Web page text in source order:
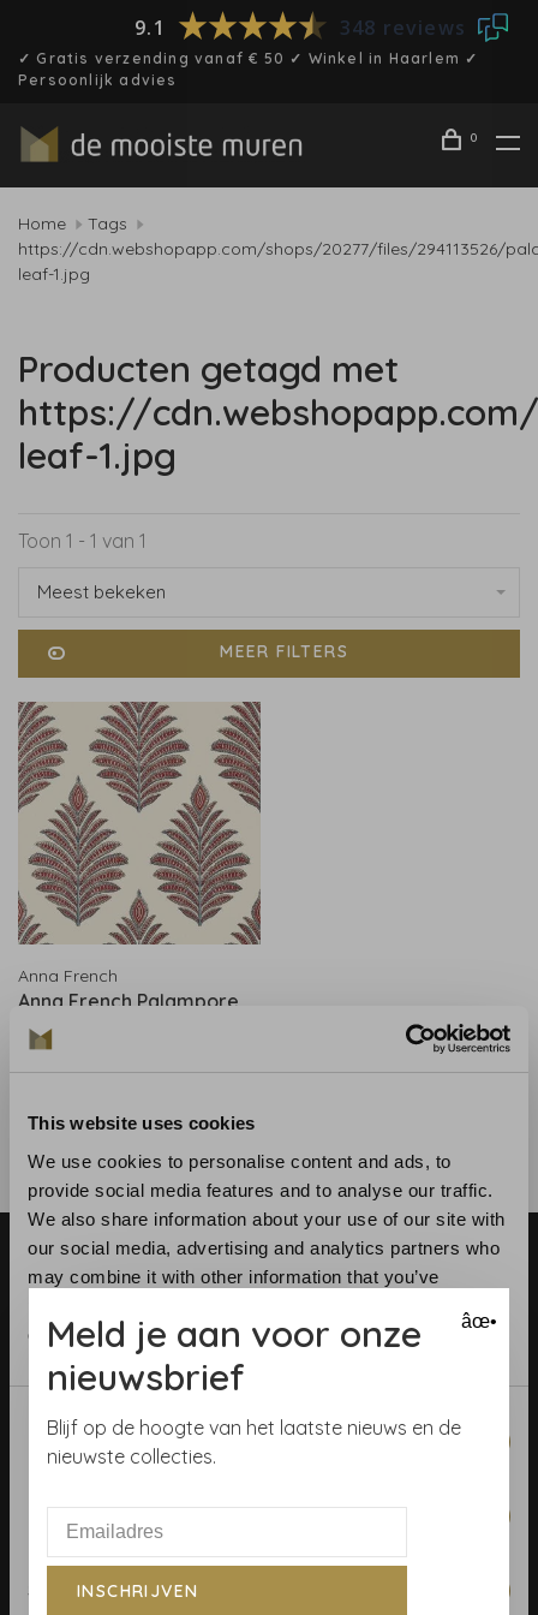
This website uses cookies
We use cookies to personalise content and ads, to
provide social media features and to analyse our traffic.
We also share information about your use of our site with
our social media, advertising and analytics partners who
may combine it with other information that you’ve
of their services.
Consent
Selection
Necessary
Statistics
9.1 348 reviews
✓ Gratis verzending vanaf € 50 ✓ Winkel in Haarlem ✓
Persoonlijk advies
0
Home
Tags
https://cdn.webshopapp.com/shops/20277/files/294113526/
leaf-1.jpg
Producten getagd met
https://
leaf-1.jpg
Toon 1 - 1 van 1
Meest bekeken
MEER FILTERS
Anna French
Anna French Palampore
Leaf Rood en Blauw
AT78726
Telefoon:+31 (0)23 531 90 08
E-mail: info@demooistemuren.nl
Adres:
Zijlstraat 83, Haarlem
Algemene voorwaarden
âœ•
Meld je aan voor onze
nieuwsbrief
Blijf op de hoogte van het laatste nieuws en de
nieuwste collecties.
INSCHRIJVEN